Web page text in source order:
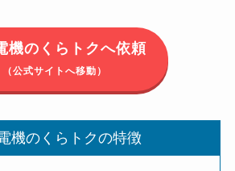
機のくらトクへ依頼
（公式サイトへ移動）
機のくらトクの特徴